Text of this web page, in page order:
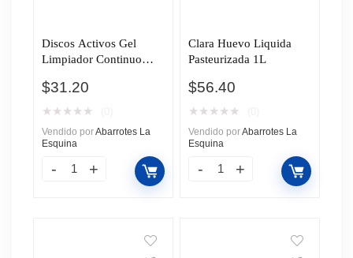
Discos Activos Gel
Limpiador Continuo
Cítrico Aplicador y 2
Discos de Gel 12ml
$31.20
★ ★ ★ ★ ★
Vendido porAbarrotes La
Esquina
Clara Huevo Liquida
Pasteurizada 1L
$56.40
★ ★ ★ ★ ★
Vendido porAbarrotes La
Esquina